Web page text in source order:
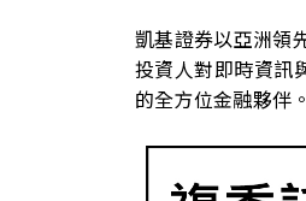
凱基證券以亞洲領
投資人對即時資訊
的全方位金融夥伴。